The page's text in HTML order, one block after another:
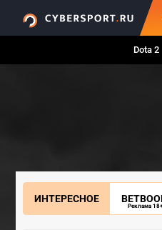
Dota 2
ИНТЕРЕСНОЕ
Реклама 18+